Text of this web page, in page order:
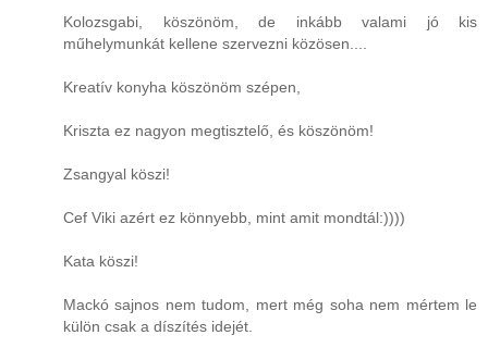
Kolozsgabi, köszönöm, de inkább valami jó kis
műhelymunkát kellene szervezni közösen....
Kreatív konyha köszönöm szépen,
Kriszta ez nagyon megtisztelő, és köszönöm!
Zsangyal köszi!
Cef Viki azért ez könnyebb, mint amit mondtál:))))
Kata köszi!
Mackó sajnos nem tudom, mert még soha nem mértem le
külön csak a díszítés idejét.